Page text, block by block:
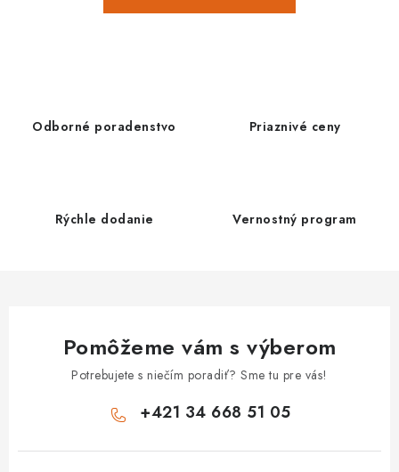
UPRATOVACIE POMÔCKY
TELEFONICKÉ OBJEDNÁVKY
Reklamačný poriadok
Podmienky ochrany osobných údajov
Spôsob dopravy a platby
Vernostný program
Odborné poradenstvo Priaznivé ceny
Rýchle dodanie Vernostný program
Pomôžeme vám s výberom
Potrebujete s niečím poradiť? Sme tu pre vás!
+421 34 668 51 05